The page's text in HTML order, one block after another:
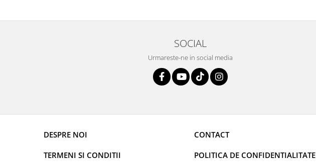
SOCIAL
Urmareste-ne in social media
DESPRE NOI
TERMENI SI CONDITII
CONTACT
POLITICA DE CONFIDENTIALITATE